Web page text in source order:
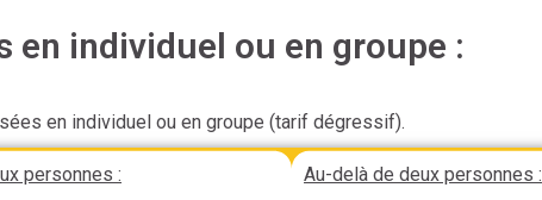
en individuel ou en groupe :
en individuel ou en groupe (tarif dégressif).
personnes : Au-delà de deux personnes :